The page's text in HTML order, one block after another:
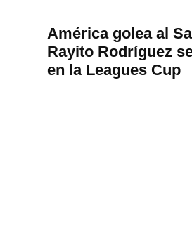
América golea al
Rayito Rodríguez
en la Leagues Cup